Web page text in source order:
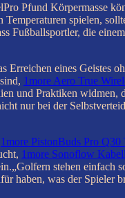
Pfund Körpermasse
Temperaturen spielen,
Fußballsportler, die
eines Geistes
1more Aero True
und Praktiken
nur bei der
1more PistonBuds Pro
1more Sonoflow
stehen einfach
haben, was der